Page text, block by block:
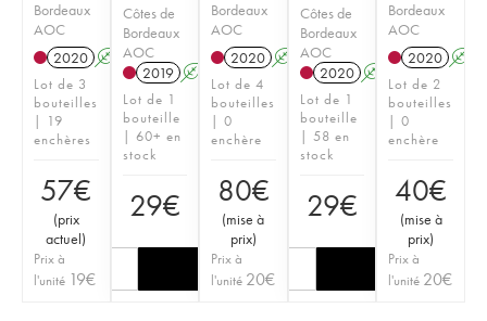
Bordeaux
AOC
2020 A
Lot de 3
bouteilles
| 19
enchères
57€
(prix
actuel)
Prix à
l'unité 19€
Côtes de
Bordeaux
AOC
2019 A
Lot de 1
bouteille
| 60+ en
stock
29€
Bordeaux
AOC
2020 A
Lot de 4
bouteilles
| 0
enchère
80€
(mise à
prix)
Prix à
l'unité 20€
Côtes de
Bordeaux
AOC
2020 A
Lot de 1
bouteille
| 58 en
stock
29€
Bordeaux
AOC
2020 A
Lot de 2
bouteilles
| 0
enchère
40€
(mise à
prix)
Prix à
l'unité 20€